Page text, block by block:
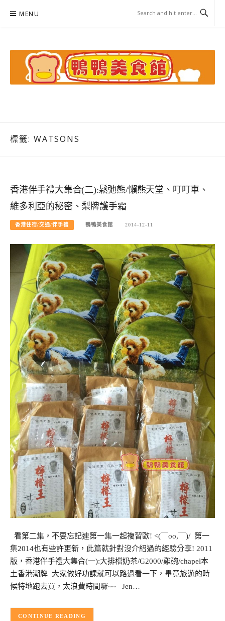
MENU
標籤: WATSONS
香港伴手禮大集合(二):鬆弛熊/懶熊天堂、叮叮車、
維多利亞的秘密、梨牌護手霜
香港住宿/交通/伴手禮 鴨鴨美食館 2014-12-11
看第二集，不要忘記連第一集一起複習歐! <(￣oo,￣)/ 第一
集2014也有些許更新，此篇就針對沒介紹過的經驗分享! 2011
版，香港伴手禮大集合(一):大排檔奶茶/G2000/雞碗/chapel本
土香港潮牌 大家做好功課就可以路過看一下，畢竟旅遊的時
候特地跑去買，太浪費時間囉~~ Jen…
CONTINUE READING